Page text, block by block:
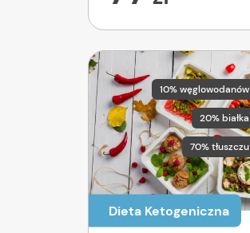
10% węglowodanów
20% białka
70% tłuszczu
Dieta Ketogeniczna